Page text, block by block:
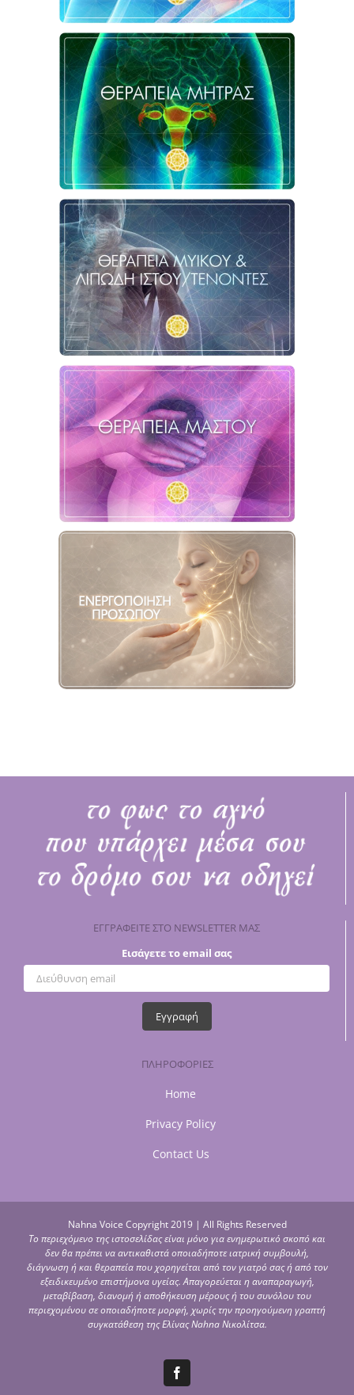
ΕΓΓΡΑΦΕΙΤΕ ΣΤΟ NEWSLETTER ΜΑΣ
Εισάγετε το email σας
ΠΛΗΡΟΦΟΡΙΕΣ
Home
Privacy Policy
Contact Us
Nahna Voice Copyright 2019 | All Rights Reserved
Το περιεχόμενο της ιστοσελίδας είναι μόνο για ενημερωτικό σκοπό και
δεν θα πρέπει να αντικαθιστά οποιαδήποτε ιατρική συμβουλή,
διάγνωση ή και θεραπεία που χορηγείται από τον γιατρό σας ή από τον
εξειδικευμένο επιστήμονα υγείας. Απαγορεύεται η αναπαραγωγή,
μεταβίβαση, διανομή ή αποθήκευση μέρους ή του συνόλου του
περιεχομένου σε οποιαδήποτε μορφή, χωρίς την προηγούμενη γραπτή
συγκατάθεση της Ελίνας Nahna Νικολίτσα.
Facebook